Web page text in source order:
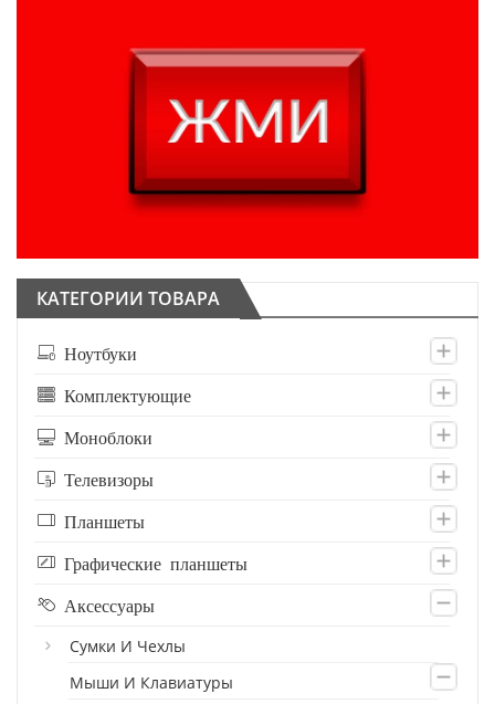
КАТЕГОРИИ ТОВАРА
Ноутбуки
Комплектующие
Моноблоки
Телевизоры
Планшеты
Графические планшеты
Аксессуары
Сумки И Чехлы
Мыши И Клавиатуры